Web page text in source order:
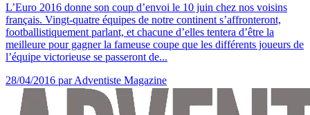
L’Euro 2016 donne son coup d’envoi le 10 juin chez nos voisins
français. Vingt-quatre équipes de notre continent s’affronteront,
footballistiquement parlant, et chacune d’elles tentera d’être la
meilleure pour gagner la fameuse coupe que les différents joueurs de
l’équipe victorieuse se passeront de...
28/04/2016 par Adventiste Magazine